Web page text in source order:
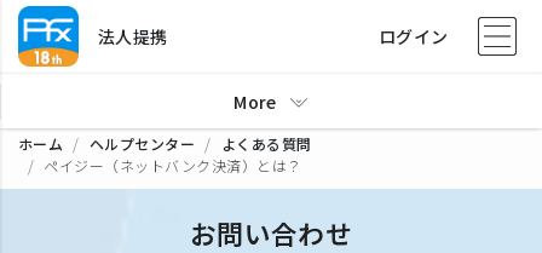
法人提携 ログイン
More
ホーム ヘルプセンター
よくある質問
ペイジー（ネットバンク決済）とは？
お問い合わせ